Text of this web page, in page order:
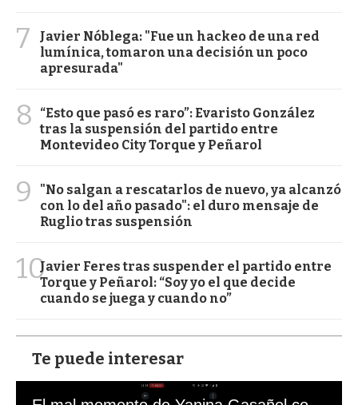
7
Javier Nóblega: "Fue un hackeo de una red
lumínica, tomaron una decisión un poco
apresurada"
8
“Esto que pasó es raro”: Evaristo González
tras la suspensión del partido entre
Montevideo City Torque y Peñarol
9
"No salgan a rescatarlos de nuevo, ya alcanzó
con lo del año pasado": el duro mensaje de
Ruglio tras suspensión
10Javier Feres tras suspender el partido entre
Torque y Peñarol: “Soy yo el que decide
cuando se juega y cuando no”
Te puede interesar